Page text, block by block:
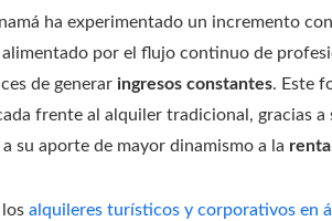
ha experimentado un incremento
por el flujo continuo de
de generar ingresos constantes. Este
frente al alquiler tradicional, gracias
su aporte de mayor dinamismo a la
alquileres turísticos y corporativos en